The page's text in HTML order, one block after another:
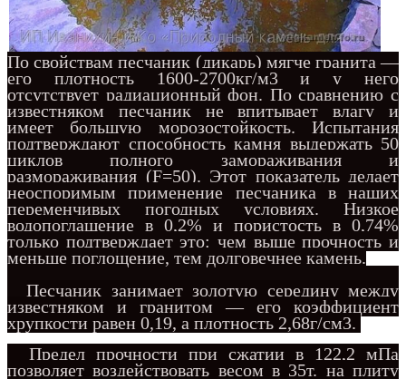
По свойствам песчаник (дикарь) мягче гранита —
его плотность 1600-2700кг/м3 и у него
отсутствует радиационный фон. По сравнению с
известняком песчаник не впитывает влагу и
имеет большую морозостойкость. Испытания
подтверждают способность камня выдержать 50
циклов полного замораживания и
размораживания (F=50). Этот показатель делает
неоспоримым применение песчаника в наших
переменчивых погодных условиях. Низкое
водопоглащение в 0,2% и пористость в 0,74%
только подтверждает это: чем выше прочность и
меньше поглощение, тем долговечнее камень.
Песчаник занимает золотую середину между
известняком и гранитом — его коэффициент
хрупкости равен 0,19, а плотность 2,68г/см3.
Предел прочности при сжатии в 122,2 мПа
позволяет воздействовать весом в 35т. на плиту